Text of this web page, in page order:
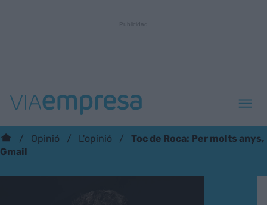
Opinió L'opinió
Toc de Roca: Per molts anys,
Gmail